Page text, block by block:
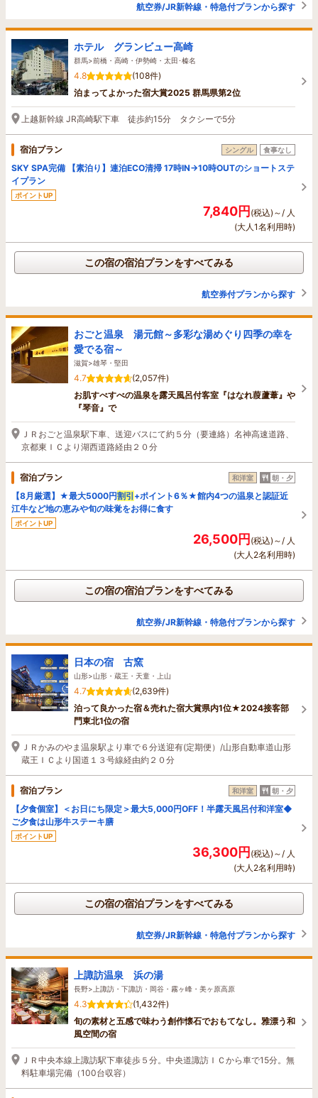
航空券/JR新幹線・特急付プランから探す
ホテル グランビュー高崎
群馬>前橋・高崎・伊勢崎・太田･榛名
4.8
(108件)
泊まってよかった宿大賞2025 群馬県第2位
上越新幹線 JR高崎駅下車 徒歩約15分 タクシーで5分
宿泊プラン シングル 食事なし
SKY SPA完備 【素泊り】連泊ECO清掃 17時IN→10時OUTのショートステ
イプラン
ポイントUP
7,840円(税込)～/ 人
(大人1名利用時)
この宿の宿泊プランをすべてみる
航空券付プランから探す
おごと温泉 湯元館～多彩な湯めぐり四季の幸を
愛でる宿～
滋賀>雄琴・堅田
4.7
(2,057件)
お肌すべすべの温泉を露天風呂付客室『はなれ葭蘆葦』や
『琴音』で
ＪＲおごと温泉駅下車、送迎バスにて約５分（要連絡）名神高速道路、
京都東ＩＣより湖西道路経由２０分
宿泊プラン 和洋室 朝・夕
【8月厳選】★最大5000円割引 +ポイント6％★館内4つの温泉と認証近
江牛など地の恵みや旬の味覚をお得に食す
ポイントUP
26,500円(税込)～/ 人
(大人2名利用時)
この宿の宿泊プランをすべてみる
航空券/JR新幹線・特急付プランから探す
日本の宿 古窯
山形>山形・蔵王・天童・上山
4.7
(2,639件)
泊って良かった宿＆売れた宿大賞県内1位★2024接客部
門東北1位の宿
ＪＲかみのやま温泉駅より車で６分送迎有(定期便）/山形自動車道山形
蔵王ＩＣより国道１３号線経由約２０分
宿泊プラン 和洋室 朝・夕
【夕食個室】＜お日にち限定＞最大5,000円OFF！半露天風呂付和洋室◆
ご夕食は山形牛ステーキ膳
ポイントUP
36,300円(税込)～/ 人
(大人2名利用時)
この宿の宿泊プランをすべてみる
航空券/JR新幹線・特急付プランから探す
上諏訪温泉 浜の湯
長野>上諏訪・下諏訪・岡谷・霧ヶ峰・美ヶ原高原
4.3
(1,432件)
旬の素材と五感で味わう創作懐石でおもてなし。雅漂う和
風空間の宿
ＪＲ中央本線上諏訪駅下車徒歩５分。中央道諏訪ＩＣから車で15分。無
料駐車場完備（100台収容）